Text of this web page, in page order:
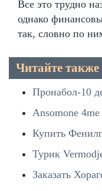
Все это трудно
однако
так, словно по
Читайте также
Пронабол-10
Ansomone
Купить
Турик
Заказать